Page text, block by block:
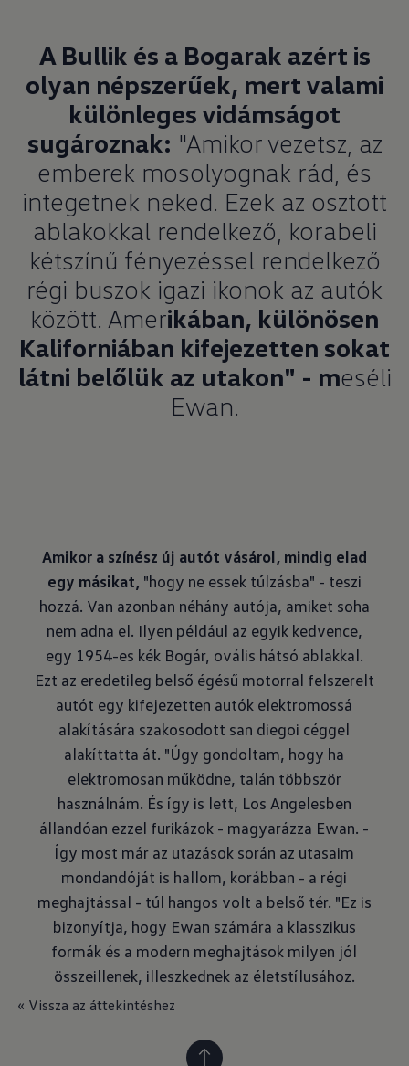
A Bullik és a Bogarak azért is
olyan népszerűek, mert valami
különleges vidámságot
sugároznak: "Amikor vezetsz, az
emberek mosolyognak rád, és
integetnek neked. Ezek az osztott
ablakokkal rendelkező, korabeli
kétszínű fényezéssel rendelkező
régi buszok igazi ikonok az autók
között. Amerikában, különösen
Kaliforniában kifejezetten sokat
látni belőlük az utakon" - meséli
Ewan.
Amikor a színész új autót vásárol, mindig elad
egy másikat,"hogy ne essek túlzásba" - teszi
hozzá. Van azonban néhány autója, amiket soha
nem adna el. Ilyen például az egyik kedvence,
egy 1954-es kék Bogár, ovális hátsó ablakkal.
Ezt az eredetileg belső égésű motorral felszerelt
autót egy kifejezetten autók elektromossá
alakítására szakosodott san diegoi céggel
alakíttatta át. "Úgy gondoltam, hogy ha
elektromosan működne, talán többször
használnám. És így is lett, Los Angelesben
állandóan ezzel furikázok - magyarázza Ewan. -
Így most már az utazások során az utasaim
mondandóját is hallom, korábban - a régi
meghajtással - túl hangos volt a belső tér. "Ez is
bizonyítja, hogy Ewan számára a klasszikus
formák és a modern meghajtások milyen jól
összeillenek, illeszkednek az életstílusához.
« Vissza az áttekintéshez